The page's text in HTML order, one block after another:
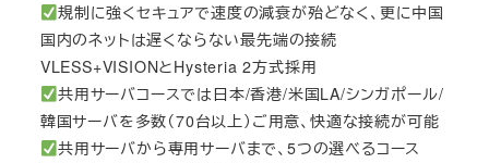
規制に強くセキュアで速度の減衰が殆どなく、更に中国
国内のネットは遅くならない最先端の接続
VLESS+VISIONとHysteria 2方式採用
共用サーバコースでは日本/香港/米国LA/シンガポール/
韓国サーバを多数（70台以上）ご用意、快適な接続が可能
共用サーバから専用サーバまで、5つの選べるコース